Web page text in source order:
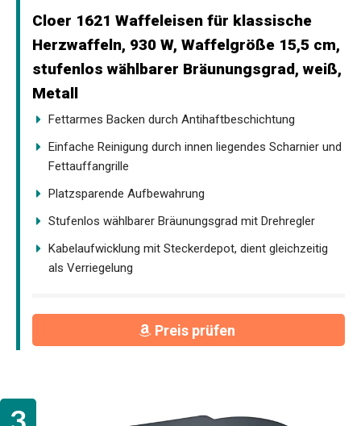
Cloer 1621 Waffeleisen für klassische
Herzwaffeln, 930 W, Waffelgröße 15,5 cm,
stufenlos wählbarer Bräunungsgrad, weiß,
Metall
Fettarmes Backen durch Antihaftbeschichtung
Einfache Reinigung durch innen liegendes Scharnier und
Fettauffangrille
Platzsparende Aufbewahrung
Stufenlos wählbarer Bräunungsgrad mit Drehregler
Kabelaufwicklung mit Steckerdepot, dient gleichzeitig
als Verriegelung
Preis prüfen